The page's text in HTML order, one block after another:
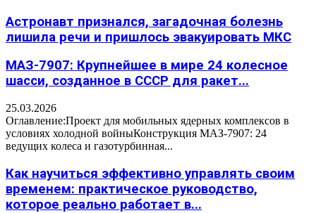
Астронавт признался, загадочная болезнь
лишила речи и пришлось эвакуировать МКС
МАЗ-7907: Крупнейшее в мире 24 колесное
шасси, созданное в СССР для ракет...
25.03.2026
Оглавление:Проект для мобильных ядерных комплексов в
условиях холодной войныКонструкция МАЗ-7907: 24
ведущих колеса и газотурбинная...
Как научиться эффективно управлять своим
временем: практическое руководство,
которое реально работает в...